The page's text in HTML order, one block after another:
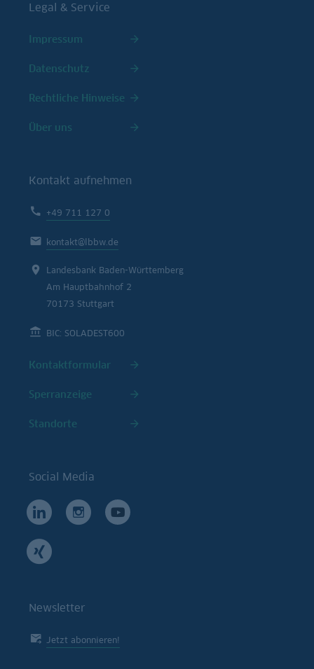
Legal & Service
Impressum
Datenschutz
Rechtliche Hinweise
Über uns
Kontakt aufnehmen
+49 711 127 0
kontakt@lbbw.de
Landesbank Baden-Württemberg
Am Hauptbahnhof 2
70173 Stuttgart
BIC: SOLADEST600
Kontaktformular
Sperranzeige
Standorte
Social Media
Newsletter
Jetzt abonnieren!